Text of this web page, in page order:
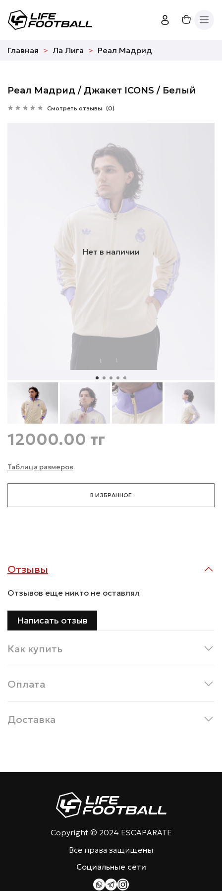
Главная Ла Лига Реал Мадрид
Нет в наличии
Реал Мадрид / Джакет ICONS / Белый
Смотреть отзывы (0)
Таблица размеров
12000.00 тг
В ИЗБРАННОЕ
Отзывы
Отзывов еще никто не оставлял
Написать отзыв
Как купить
Оплата
Доставка
Copyright © 2024 ESCAPARATE
Все права защищены
Социальные сети